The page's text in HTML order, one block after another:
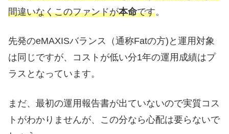
間違いなくこのファンドが本命です。
先発のeMAXISバランス（通称Fatの方)と運用対象
は同じですが、コストが低い分1年の運用成績はプ
ラスとなっています。
まだ、最初の運用報告書が出ていないので実質コス
トがわかりませんが、この分なら心配は要らないで